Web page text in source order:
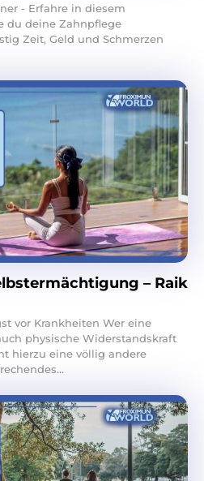
du deine Zahnpflege
Zeit, Geld und Schmerzen
– Raik
Wer eine
physische Widerstandskraft
hierzu eine völlig andere